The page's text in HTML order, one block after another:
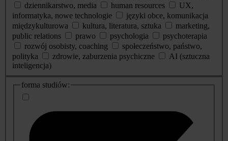
dziennikarstwo, media
human resources
UX,
informatyka, nowe technologie
języki obce, komunikacja
międzykulturowa
kultura, literatura, sztuka
marketing,
public relations
prawo psychologia
psychoterapia
rozwój osobisty, coaching
społeczeństwo, państwo,
polityka
zdrowie, zaburzenia psychiczne
AI (sztuczna
inteligencja)
dodatkowe
informacje
forma studiów: